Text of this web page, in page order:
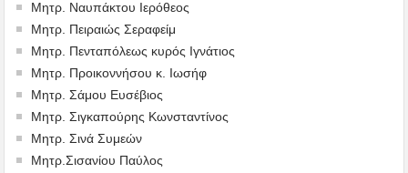
Μητρ. Ναυπάκτου Ιερόθεος
Μητρ. Πειραιώς Σεραφείμ
Μητρ. Πενταπόλεως κυρός Ιγνάτιος
Μητρ. Προικοννήσου κ. Ιωσήφ
Μητρ. Σάμου Ευσέβιος
Μητρ. Σιγκαπούρης Κωνσταντίνος
Μητρ. Σινά Συμεών
Μητρ.Σισανίου Παύλος